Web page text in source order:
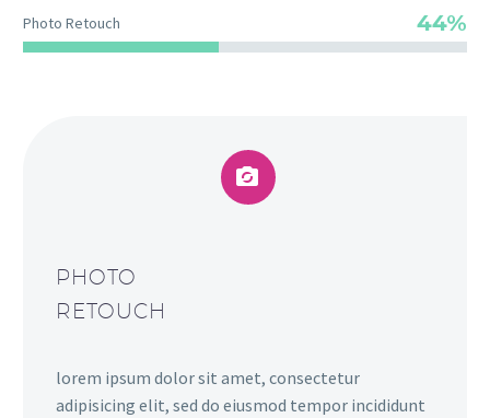
Photo Retouch 44%


PHOTO
RETOUCH
lorem ipsum dolor sit amet, consectetur
adipisicing elit, sed do eiusmod tempor incididunt